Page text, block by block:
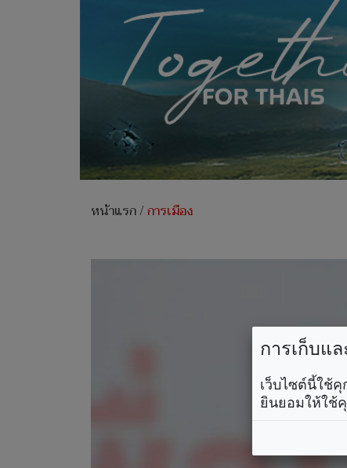
หน้าแรก/การเมือง
การเก็บแ
เว็บไซต์นี้ใช้
ยินยอมให้ใช้